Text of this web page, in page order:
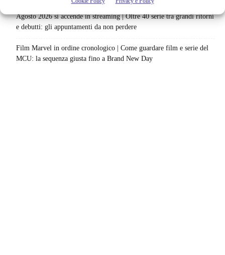
Agosto 2026 si accende in streaming | Oltre 40 serie tra grandi ritorni
e debutti: gli appuntamenti da non perdere
Film Marvel in ordine cronologico | Come guardare film e serie del
MCU: la sequenza giusta fino a Brand New Day